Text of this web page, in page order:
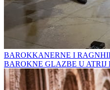
BAROKKANERNE I
BAROKNE GLAZBE U ATRIJ